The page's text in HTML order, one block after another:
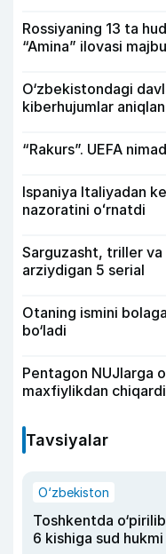
Rossiyaning 13 ta
“Amina” ilovasi
O‘zbekistondagi
kiberhujumlar
“Rakurs”. UEFA
Ispaniya Italiyadan
nazoratini oʻrnatdi
Sarguzasht, triller
arziydigan 5 serial
Otaning ismini
bo‘ladi
Pentagon NUJlarga
maxfiylikdan chiqardi
Tavsiyalar
O‘zbekiston
Toshkentda
6 kishiga sud hukmi